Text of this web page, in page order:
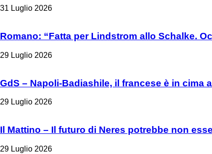
31 Luglio 2026
Romano: “Fatta per Lindstrom allo Schalke.
29 Luglio 2026
GdS – Napoli-Badiashile, il francese è in cima
29 Luglio 2026
Il Mattino – Il futuro di Neres potrebbe non
29 Luglio 2026